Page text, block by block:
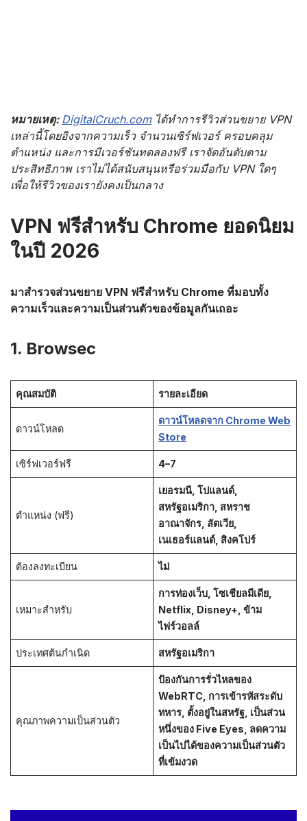
หมายเหตุ: DigitalCruch.comได้ทำการรีวิวส่วนขยาย VPN
เหล่านี้โดยอิงจากความเร็ว จำนวนเซิร์ฟเวอร์ ครอบคลุม
ตำแหน่ง และการมีเวอร์ชันทดลองฟรี เราจัดอันดับตาม
ประสิทธิภาพ เราไม่ได้สนับสนุนหรือร่วมมือกับ VPN ใดๆ
เพื่อให้รีวิวของเรายังคงเป็นกลาง
VPN ฟรีสำหรับ Chrome ยอดนิยม
ในปี 2026
มาสำรวจส่วนขยาย VPN ฟรีสำหรับ Chrome ที่มอบทั้ง
ความเร็วและความเป็นส่วนตัวของข้อมูลกันเถอะ
1. Browsec
คุณสมบัติ รายละเอียด
ดาวน์โหลด
ดาวน์โหลดจาก Chrome Web
Store
เซิร์ฟเวอร์ฟรี 4–7
ตำแหน่ง (ฟรี)
เยอรมนี, โปแลนด์,
สหรัฐอเมริกา, สหราช
อาณาจักร, ลัตเวีย,
เนเธอร์แลนด์, สิงคโปร์
ต้องลงทะเบียน ไม่
เหมาะสำหรับ
การท่องเว็บ, โซเชียลมีเดีย,
Netflix, Disney+, ข้าม
ไฟร์วอลล์
ประเทศต้นกำเนิด สหรัฐอเมริกา
คุณภาพความเป็นส่วนตัว
ป้องกันการรั่วไหลของ
WebRTC, การเข้ารหัสระดับ
ทหาร, ตั้งอยู่ในสหรัฐ, เป็นส่วน
หนึ่งของ Five Eyes, ลดความ
เป็นไปได้ของความเป็นส่วนตัว
ที่เข้มงวด